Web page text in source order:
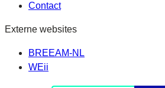
Contact
Externe websites
BREEAM-NL
WEii